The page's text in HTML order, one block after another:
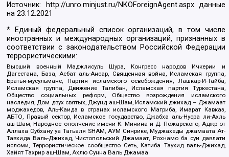
Источник: http://unro.minjust.ru/NKOForeignAgent.aspxданные
на23.12.2021
* Единый федеральный список организаций, в том числе
иностранных и международных организаций, признанных в
соответствии с законодательством Российской Федерации
террористическими:
Высший военный Маджлисуль Шура, Конгресс народов Ичкерии и
Дагестана, База, Асбат аль-Ансар, Священная война, Исламская группа,
Братья-мусульмане, Партия исламского освобождения, Лашкар-И-Тайба,
Исламская группа, Движение Талибан, Исламская партия Туркестана,
Общество социальных реформ, Общество возрождения исламского
наследия, Дом двух святых, Джунд аш-Шам, Исламский джихад – Джамаат
моджахедов, Аль-Каида в странах исламского Магриба, Имарат Кавказ,
АБТО, Правый сектор, Исламское государство, Джабха аль-Нусра ли-Ахль
аш-Шам, Народное ополчение имени К. Минина и Д. Пожарского, Аджр от
Аллаха Субхану уа Тагьаля SHAM, АУМ Синрике, Муджахеды джамаата Ат-
Тавхида Валь-Джихад, Чистопольский Джамаат, Рохнамо ба суи давлати
исломи, Террористическое сообщество Сеть, Катиба Таухид валь-Джихад,
Хайят Тахрир аш-Шам, Ахлю Сунна Валь Джамаа